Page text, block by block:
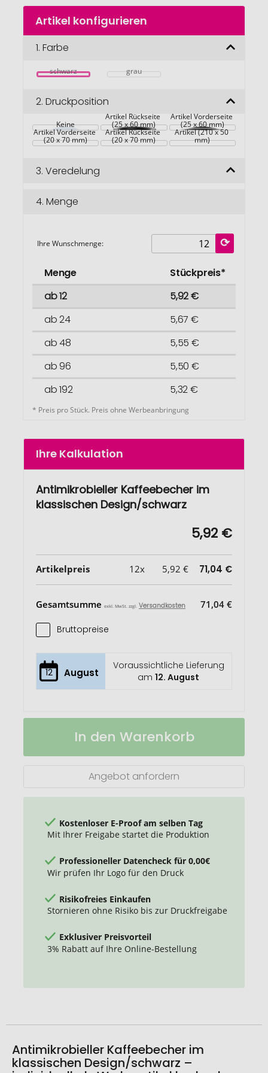
Zum
Anfang
Bildgalerie
Artikel konfigurieren
1. Farbe
schwarz grau
2. Druckposition
Keine
Artikel Rückseite
(25 x 60 mm)
Artikel Vorderseite
(25 x 60 mm)
Artikel Vorderseite
(20 x 70 mm)
Artikel Rückseite
(20 x 70 mm)
Artikel (210 x 50
mm)
3. Veredelung
4. Menge
Ihre Wunschmenge:
Menge
Stückpreis*
ab 12
5,92 €
ab 24
5,67 €
ab 48
5,55 €
ab 96
5,50 €
ab 192
5,32 €
* Preis pro Stück. Preis ohne Werbeanbringung
Ihre Kalkulation
Antimikrobieller Kaffeebecher im
klassischen Design/schwarz
5,92 €
Artikelpreis 12x 5,92 € 71,04 €
Gesamtsumme exkl. MwSt. zzgl. Versandkosten 71,04 €
Bruttopreise
12 August
Voraussichtliche Lieferung
am12. August
Antimikrobieller
Kaffeebecher
klassischen
Auf
In den Warenkorb
Angebot anfordern
Kostenloser E-Proof am selben Tag
Mit Ihrer Freigabe startet die Produktion
Professioneller Datencheck für 0,00€
Wir prüfen Ihr Logo für den Druck
Risikofreies Einkaufen
Stornieren ohne Risiko bis zur Druckfreigabe
Exklusiver Preisvorteil
3% Rabatt auf Ihre Online-Bestellung
Antimikrobieller Kaffeebecher im
klassischen Design/schwarz –